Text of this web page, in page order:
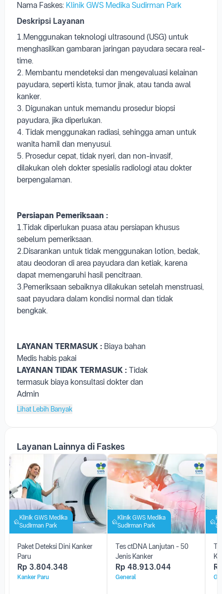
Informasi Umum
Tipe Kanker: Kanker Payudara
Nama Faskes: Klinik GWS Medika Sudirman Park
Deskripsi Layanan
1.Menggunakan teknologi ultrasound (USG) untuk
menghasilkan gambaran jaringan payudara secara real-
time.
2. Membantu mendeteksi dan mengevaluasi kelainan
payudara, seperti kista, tumor jinak, atau tanda awal
kanker.
3. Digunakan untuk memandu prosedur biopsi
payudara, jika diperlukan.
4. Tidak menggunakan radiasi, sehingga aman untuk
wanita hamil dan menyusui.
berpengalaman.
Persiapan Pemeriksaan :
1.Tidak diperlukan puasa atau persiapan khusus
sebelum pemeriksaan.
2.Disarankan untuk tidak menggunakan lotion, bedak,
atau deodoran di area payudara dan ketiak, karena
dapat memengaruhi hasil pencitraan.
bengkak.
LAYANAN TERMASUK :Biaya bahan
Medis habis pakai
termasuk biaya konsultasi dokter dan
Layanan Lainnya di Faskes
Klinik GWS Medika
Sudirman Park
Paket Deteksi Dini Kanker
Klinik GWS Medika
Sudirman Park
Tes ctDNA Lanjutan - 50